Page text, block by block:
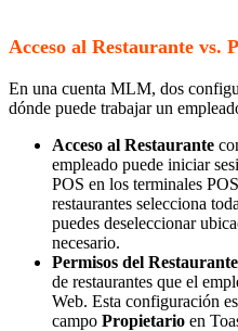
Acceso al Restaurante vs.
En una cuenta MLM, dos
dónde puede trabajar un
Acceso al Restaurante
empleado puede iniciar
POS en los terminales
restaurantes selecciona
puedes deseleccionar
necesario.
Permisos del Restaurante
de restaurantes que el
Web. Esta configuración
campo Propietario en